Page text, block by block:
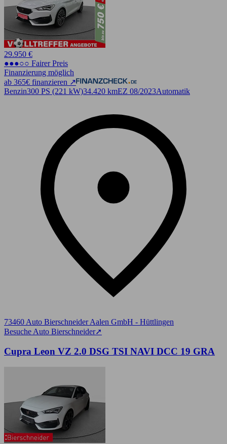
29.950 €
●●●○○ Fairer Preis
Finanzierung möglich
ab 365€ finanzieren ↗
Benzin300 PS (221 kW)34.420 kmEZ 08/2023Automatik
73460 Auto Bierschneider Aalen GmbH - Hüttlingen
Besuche Auto Bierschneider➚
Cupra Leon VZ 2.0 DSG TSI NAVI DCC 19 GRA